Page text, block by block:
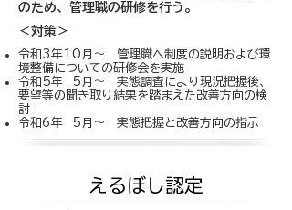
のため、管理職の研修を行う。
＜対策＞
令和3年10月～ 管理職へ制度の説明および環
境整備についての研修会を実施
令和5年 5月～ 実態調査により現況把握後、
要望等の聞き取り結果を踏まえた改善方向の検
討
令和6年 5月～ 実態把握と改善方向の指示
えるぼし認定